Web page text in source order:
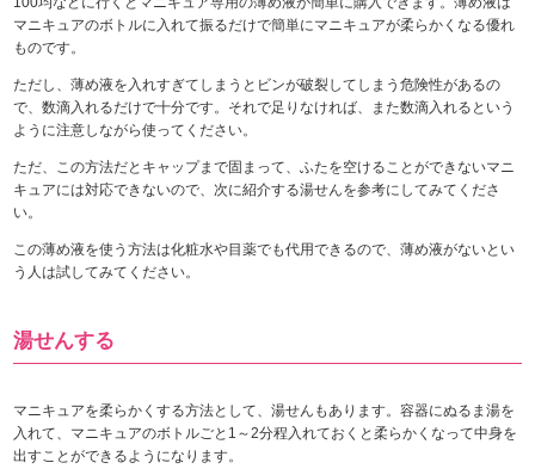
マニキュアのボトルに入れて振るだけで簡単にマニキュアが柔らかくなる優れ
ものです。
ただし、薄め液を入れすぎてしまうとビンが破裂してしまう危険性があるの
で、数滴入れるだけで十分です。それで足りなければ、また数滴入れるという
ように注意しながら使ってください。
ただ、この方法だとキャップまで固まって、ふたを空けることができないマニ
キュアには対応できないので、次に紹介する湯せんを参考にしてみてくださ
い。
この薄め液を使う方法は化粧水や目薬でも代用できるので、薄め液がないとい
う人は試してみてください。
湯せんする
マニキュアを柔らかくする方法として、湯せんもあります。容器にぬるま湯を
入れて、マニキュアのボトルごと1～2分程入れておくと柔らかくなって中身を
出すことができるようになります。